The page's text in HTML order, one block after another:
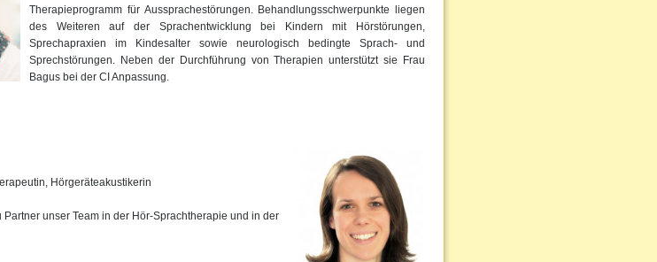
Therapieprogramm für Aussprachestörungen. Behandlungsschwerpunkte liegen
des Weiteren auf der Sprachentwicklung bei Kindern mit Hörstörungen,
Sprechapraxien im Kindesalter sowie neurologisch bedingte Sprach- und
Sprechstörungen. Neben der Durchführung von Therapien unterstützt sie Frau
Bagus bei der CI Anpassung.
Hörgeräteakustikerin
Partner unser Team in der Hör-Sprachtherapie und in der